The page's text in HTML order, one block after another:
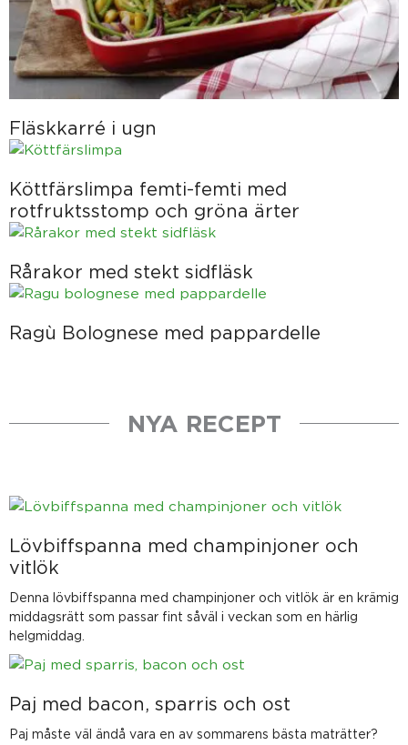
Fläskkarré i ugn
Köttfärslimpa femti-femti med
rotfruktsstomp och gröna ärter
Rårakor med stekt sidfläsk
Ragù Bolognese med pappardelle
NYA RECEPT
Lövbiffspanna med champinjoner och
vitlök
Denna lövbiffspanna med champinjoner och vitlök är en krämig
middagsrätt som passar fint såväl i veckan som en härlig
helgmiddag.
Paj med bacon, sparris och ost
Paj måste väl ändå vara en av sommarens bästa maträtter?
Sida
Sida
SidaSidaSida